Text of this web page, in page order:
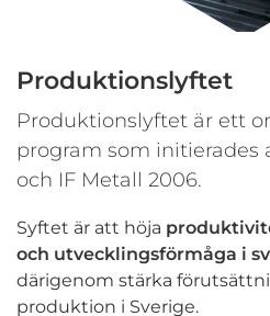
Produktionslyftet
Produktionslyftet är ett
program som initierades
och IF Metall 2006.
Syftet är att höja
och utvecklingsförmåga i
därigenom stärka
produktion i Sverige.